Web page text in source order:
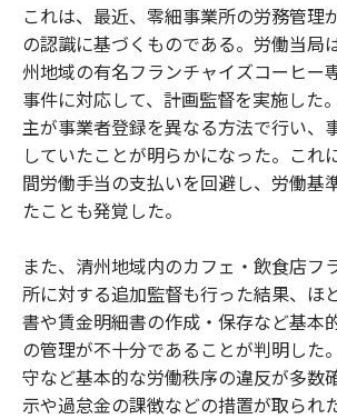
これは、最近、零細事業所の労務管理
の認識に基づくものである。労働当局
州地域の有名フランチャイズコーヒー
事件に対応して、計画監督を実施した
主が事業者登録を異なる方法で行い、
していたことが明らかになった。これ
間労働手当の支払いを回避し、労働基
たことも発覚した。
また、清州地域内のカフェ・飲食店フ
所に対する追加監督も行った結果、ほ
書や賃金明細書の作成・保存など基本
の管理が不十分であることが判明した
守など基本的な労働秩序の違反が多数
示や過怠金の課徴などの措置が取られた